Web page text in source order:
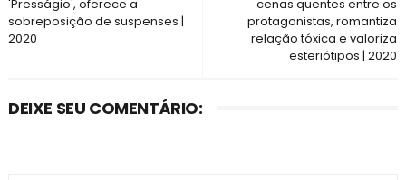
cenas quentes entre os
protagonistas, romantiza
relação tóxica e valoriza
esteriótipos | 2020
'Presságio', oferece a
sobreposição de suspenses |
2020
DEIXE SEU COMENTÁRIO: